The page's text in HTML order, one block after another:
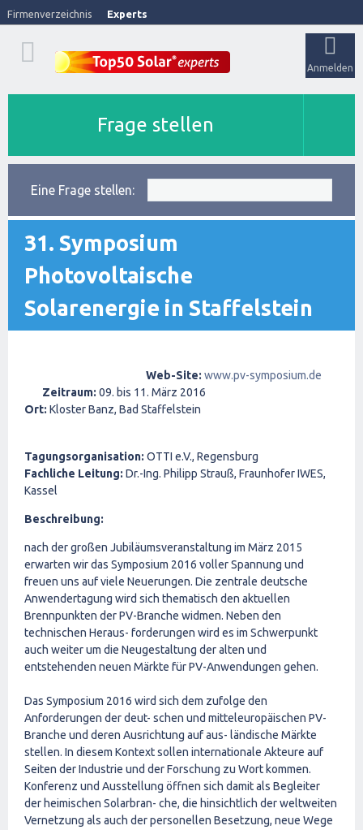
Firmenverzeichnis Experts
Anmelden
Frage stellen
Eine Frage stellen:
31. Symposium
Photovoltaische
Solarenergie in Staffelstein
Web-Site: www.pv-symposium.de
Zeitraum: 09. bis 11. März 2016
Ort: Kloster Banz, Bad Staffelstein
Tagungsorganisation: OTTI e.V., Regensburg
Fachliche Leitung: Dr.-Ing. Philipp Strauß, Fraunhofer IWES,
Kassel
Beschreibung:
nach der großen Jubiläumsveranstaltung im März 2015
erwarten wir das Symposium 2016 voller Spannung und
freuen uns auf viele Neuerungen. Die zentrale deutsche
Anwendertagung wird sich thematisch den aktuellen
Brennpunkten der PV-Branche widmen. Neben den
technischen Heraus- forderungen wird es im Schwerpunkt
auch weiter um die Neugestaltung der alten und
entstehenden neuen Märkte für PV-Anwendungen gehen.
Das Symposium 2016 wird sich dem zufolge den
Anforderungen der deut- schen und mitteleuropäischen PV-
Branche und deren Ausrichtung auf aus- ländische Märkte
stellen. In diesem Kontext sollen internationale Akteure auf
Seiten der Industrie und der Forschung zu Wort kommen.
Konferenz und Ausstellung öffnen sich damit als Begleiter
der heimischen Solarbran- che, die hinsichtlich der weltweiten
Vernetzung als auch der personellen Besetzung, neue Wege